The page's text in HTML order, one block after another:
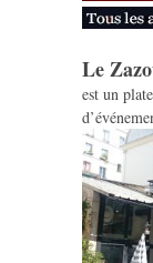
Le
est un